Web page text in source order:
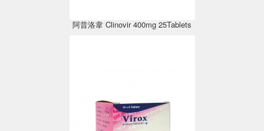
阿昔洛韋 Clinovir 400mg 25Tablets